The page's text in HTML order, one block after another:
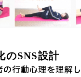
のSNS設計
行動心理を理解